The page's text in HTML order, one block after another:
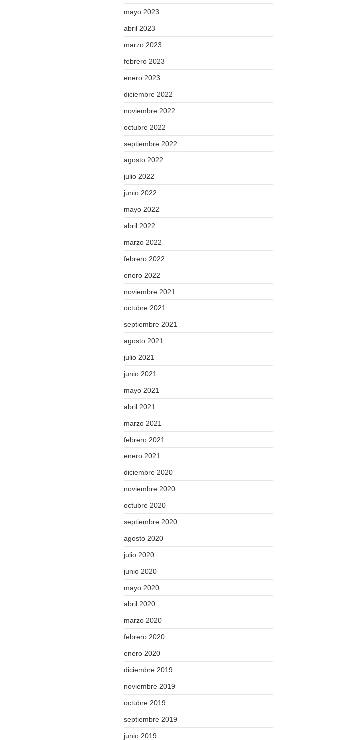
mayo 2023
abril 2023
marzo 2023
febrero 2023
enero 2023
diciembre 2022
noviembre 2022
octubre 2022
septiembre 2022
agosto 2022
julio 2022
junio 2022
mayo 2022
abril 2022
marzo 2022
febrero 2022
enero 2022
noviembre 2021
octubre 2021
septiembre 2021
agosto 2021
julio 2021
junio 2021
mayo 2021
abril 2021
marzo 2021
febrero 2021
enero 2021
diciembre 2020
noviembre 2020
octubre 2020
septiembre 2020
agosto 2020
julio 2020
junio 2020
mayo 2020
abril 2020
marzo 2020
febrero 2020
enero 2020
diciembre 2019
noviembre 2019
octubre 2019
septiembre 2019
junio 2019